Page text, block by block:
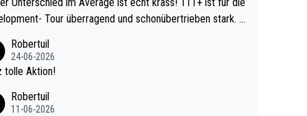
Tour überragend und schonübertrieben stark. U
Da gewinnst keinen Blumentopf - ist ja n
eines Kreisligisten vs einem Bu
Robertuil
24-06-2026
tolle Aktion!
Robertuil
11-06-2026